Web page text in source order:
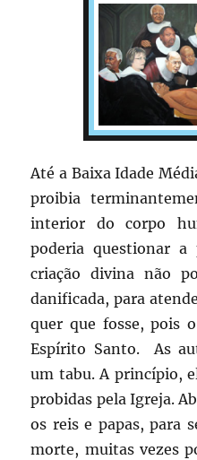
Até a Baixa Idade
proibia
interior do corpo
poderia questionar a
criação divina não
danificada, para
quer que fosse, pois
Espírito Santo. As
um tabu. A princípio,
probidas pela Igreja.
os reis e papas, para
morte, muitas vezes